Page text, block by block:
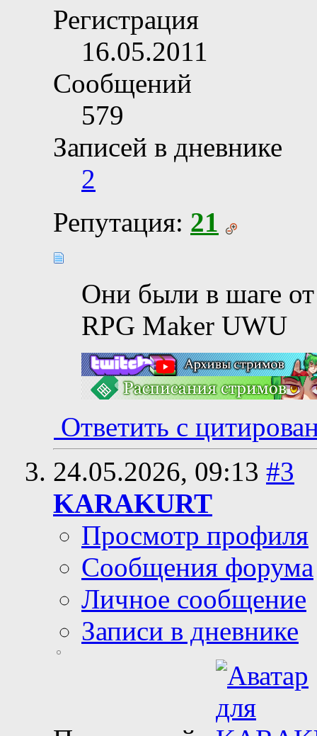
Регистрация
16.05.2011
Сообщений
579
Записей в дневнике
2
Репутация: 21
Они были в шаге от
RPG Maker UWU
Ответить с
24.05.2026, 09:13 #3
KARAKURT
Просмотр профиля
Сообщения форума
Личное сообщение
Записи в дневнике